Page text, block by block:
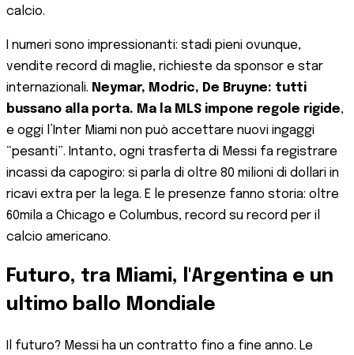
calcio.
I numeri sono impressionanti: stadi pieni ovunque,
vendite record di maglie, richieste da sponsor e star
internazionali. Neymar, Modric, De Bruyne: tutti
bussano alla porta. Ma la MLS impone regole rigide,
e oggi l’Inter Miami non può accettare nuovi ingaggi
“pesanti”. Intanto, ogni trasferta di Messi fa registrare
incassi da capogiro: si parla di oltre 80 milioni di dollari in
ricavi extra per la lega. E le presenze fanno storia: oltre
60mila a Chicago e Columbus, record su record per il
calcio americano.
Futuro, tra Miami, l'Argentina e un
ultimo ballo Mondiale
Il futuro? Messi ha un contratto fino a fine anno. Le